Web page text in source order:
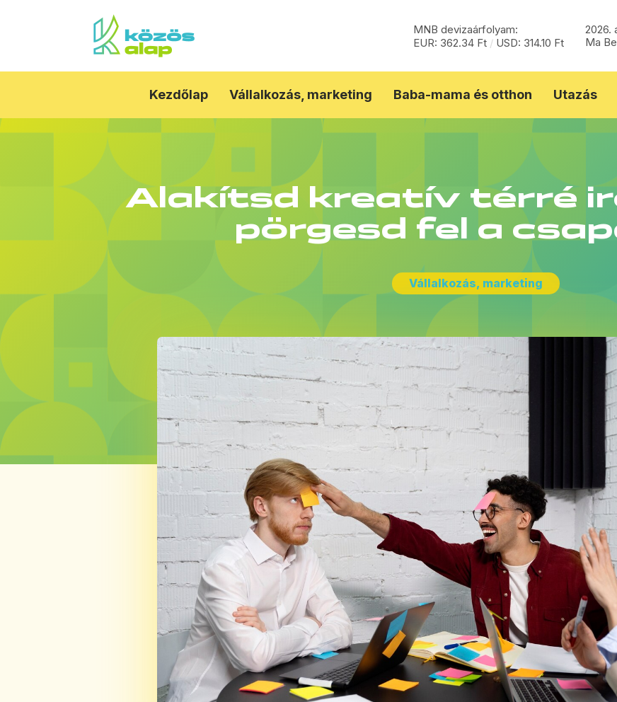
MNB devizaárfolyam:
EUR: 362.34 Ft / USD: 314.10 Ft
2026.
Ma
Kezdőlap Vállalkozás, marketing Baba-mama és otthon Utazás
Alakítsd kreatív térré
pörgesd fel a
Vállalkozás, marketing